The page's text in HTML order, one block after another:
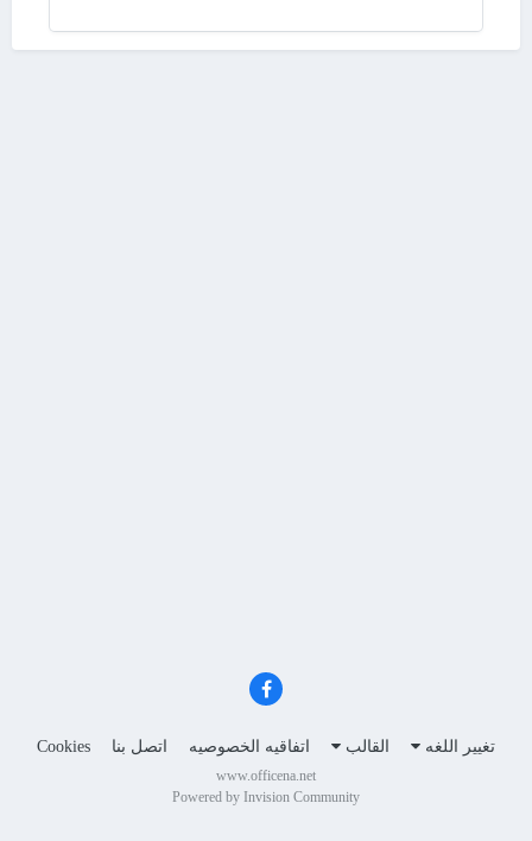
تغيير اللغه القالب اتفاقيه الخصوصيه اتصل بنا Cookies
www.officena.net
Powered by Invision Community